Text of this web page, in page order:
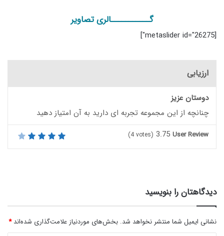
گـــــــــــالری تصاویر
[metaslider id="26275"]
ارزیابی
دوستان عزیز
چنانچه از این مجموعه تجربه ای دارید به آن امتیاز دهید
User Review
3.75
(4 votes)
دیدگاهتان را بنویسید
نشانی ایمیل شما منتشر نخواهد شد. بخش‌های موردنیاز علامت‌گذاری شده‌اند*